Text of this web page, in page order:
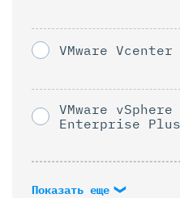
VMware
VMware
Enterprise
Показать еще